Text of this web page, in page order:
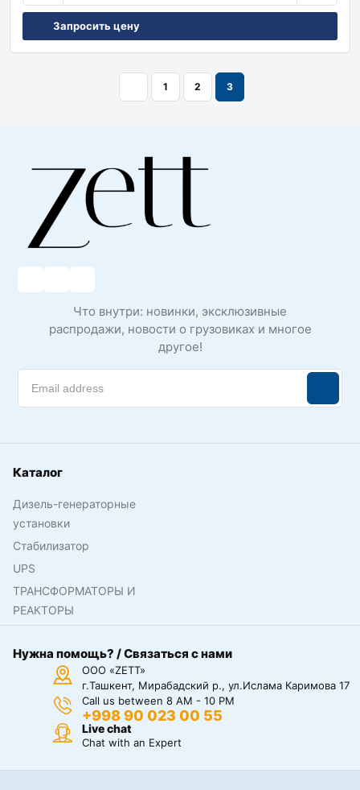
Запросить цену
1 2 3
Что внутри: новинки, эксклюзивные
распродажи, новости о грузовиках и многое
другое!
Каталог
Дизель-генераторные
установки
Стабилизатор
UPS
ТРАНСФОРМАТОРЫ И
РЕАКТОРЫ
Нужна помощь? / Связаться с нами
ООО «ZETT»
г.Ташкент, Мирабадский р., ул.Ислама Каримова 17
Call us between 8 AM - 10 PM
+998 90 023 00 55
Live chat
Chat with an Expert